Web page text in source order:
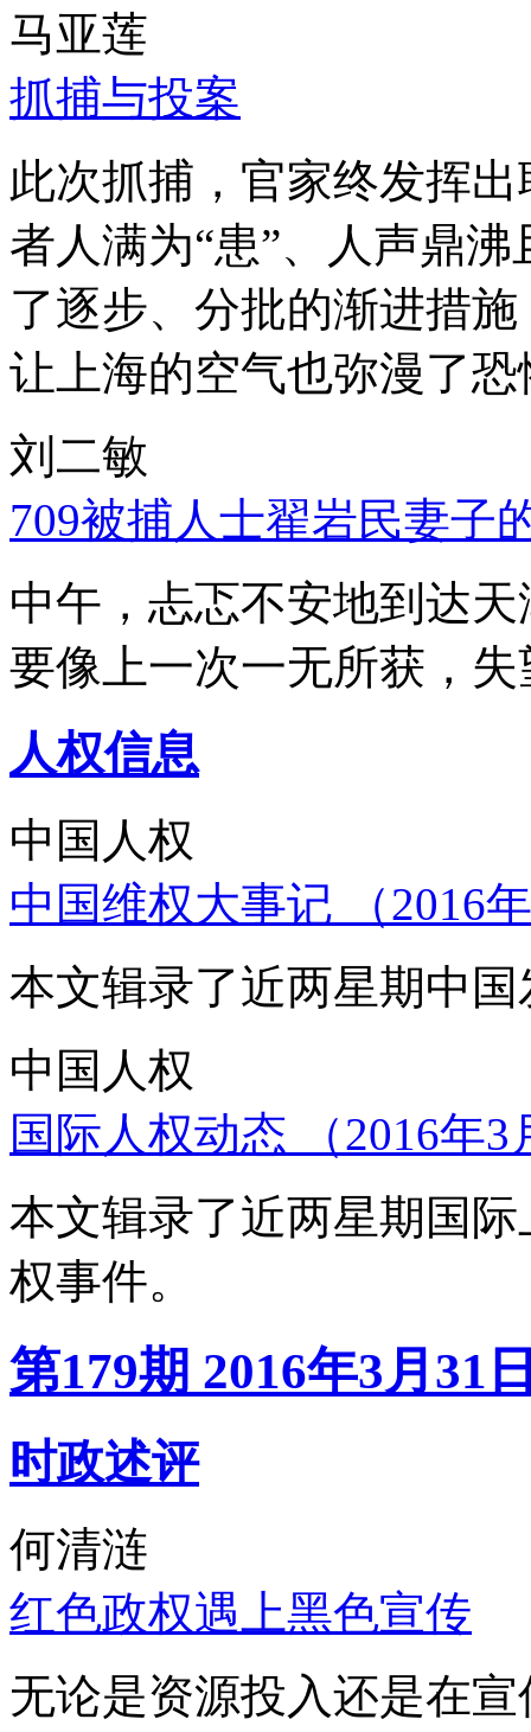
马亚莲
抓捕与投案
此次抓捕，官家终发挥
者人满为“患”、人声鼎
了逐步、分批的渐进措
让上海的空气也弥漫了
刘二敏
709被捕人士翟岩民妻子
中午，忐忑不安地到达
要像上一次一无所获，
人权信息
中国人权
中国维权大事记 （2016
本文辑录了近两星期中
中国人权
国际人权动态 （2016年
本文辑录了近两星期国
权事件。
第179期 2016年3月31
时政述评
何清涟
红色政权遇上黑色宣传
无论是资源投入还是在